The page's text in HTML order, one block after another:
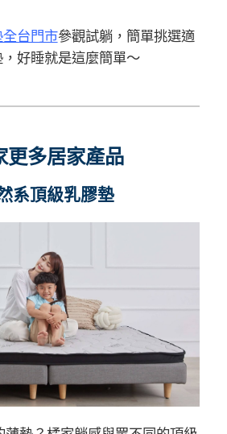
台門市參觀試躺，簡單挑選適
好睡就是這麼簡單～
更多居家產品
系頂級乳膠墊